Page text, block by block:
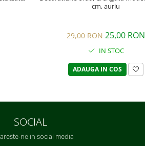
cm, auriu
29,00 RON25,00 RON
IN STOC
ADAUGA IN COS
SOCIAL
ne in social media